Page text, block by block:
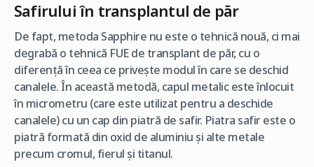
Safirului în transplantul de păr
De fapt, metoda Sapphire nu este o tehnică nouă, ci mai
degrabă o tehnică FUE de transplant de păr, cu o
diferență în ceea ce privește modul în care se deschid
canalele. În această metodă, capul metalic este înlocuit
în micrometru (care este utilizat pentru a deschide
canalele) cu un cap din piatră de safir. Piatra safir este o
piatră formată din oxid de aluminiu și alte metale
precum cromul, fierul și titanul.